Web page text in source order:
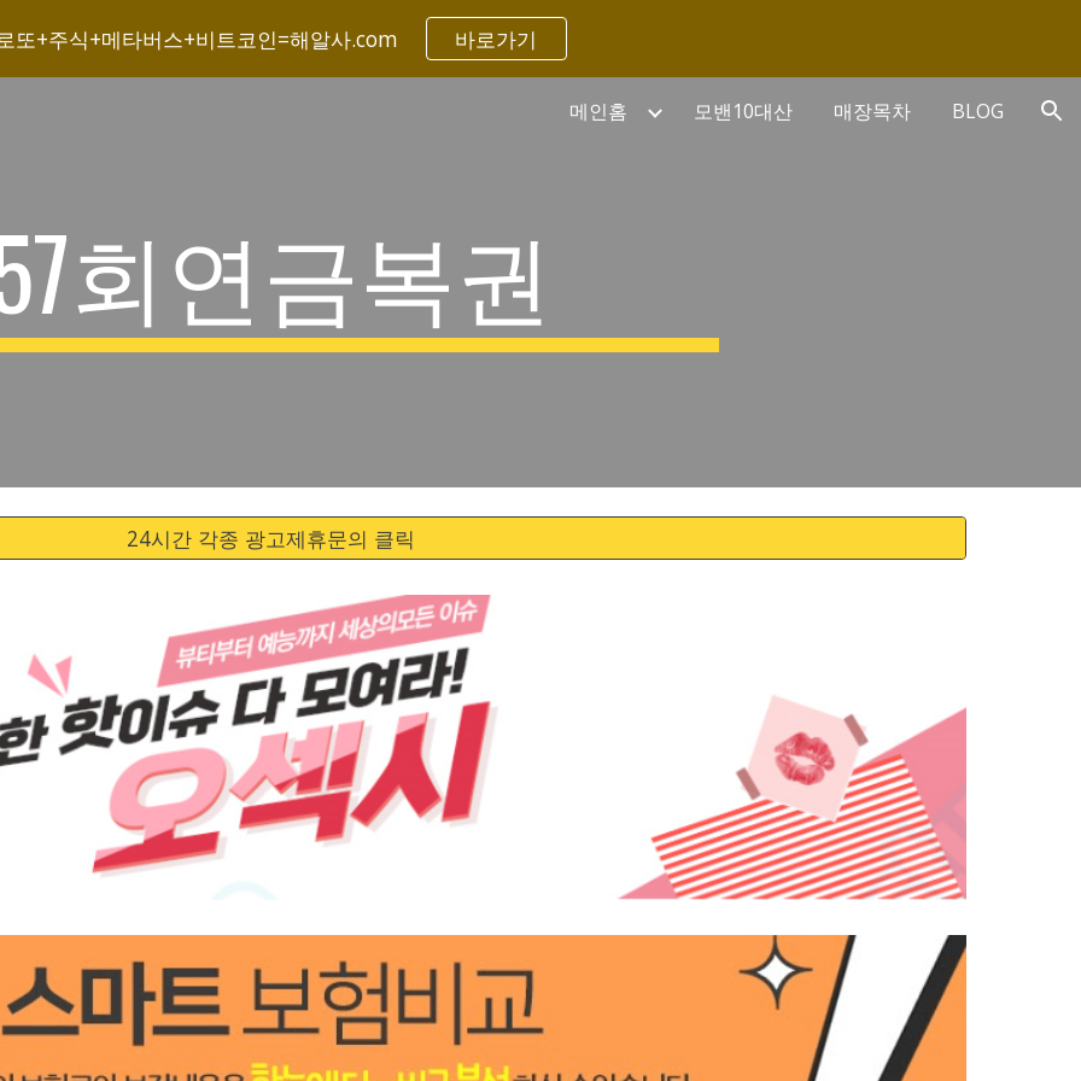
to main content Skip to navigation
또+주식+메타버스+비트코인=해알사.com 바로가기
메인홈 모밴10대산 매장목차 BLOG
회연금복권
24시간 각종 광고제휴문의 클릭